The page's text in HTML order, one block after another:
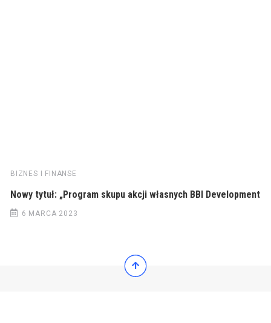
BIZNES I FINANSE
Nowy tytuł: „Program skupu akcji własnych BBI Development
6 MARCA 2023